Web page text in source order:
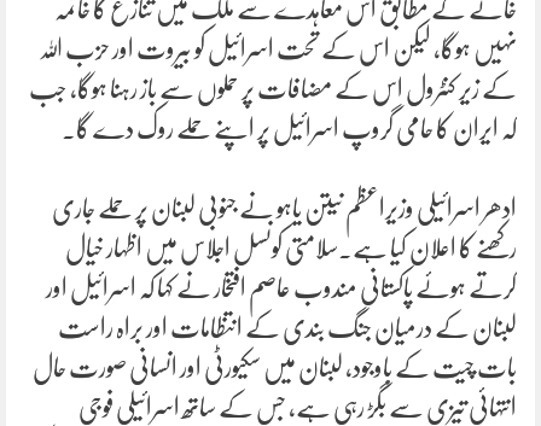
خانے کے مطابق اس معاہدے سے ملک میں تنازع کا خاتمہ
نہیں ہوگا، لیکن اس کے تحت اسرائیل کو بیروت اور حزب اللہ
کے زیر کنٹرول اس کے مضافات پر حملوں سے باز رہنا ہوگا، جب
کہ ایران کا حامی گروپ اسرائیل پر اپنے حملے روک دے گا۔
ادھر اسرائیلی وزیراعظم نیتن یاہو نے جنوبی لبنان پر حملے جاری
رکھنے کا اعلان کیا ہے۔سلامتی کونسل اجلاس میں اظہار خیال
کرتے ہوئے پاکستانی مندوب عاصم افتخار نے کہا کہ اسرائیل اور
لبنان کے درمیان جنگ بندی کے انتظامات اور براہ راست
بات چیت کے باوجود، لبنان میں سکیورٹی اور انسانی صورت حال
انتہائی تیزی سے بگڑ رہی ہے، جس کے ساتھ اسرائیلی فوجی